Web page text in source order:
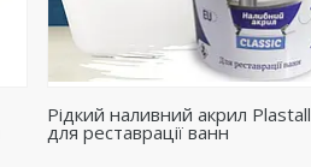
Рідкий наливний акрил Plastall
для реставрації ванн